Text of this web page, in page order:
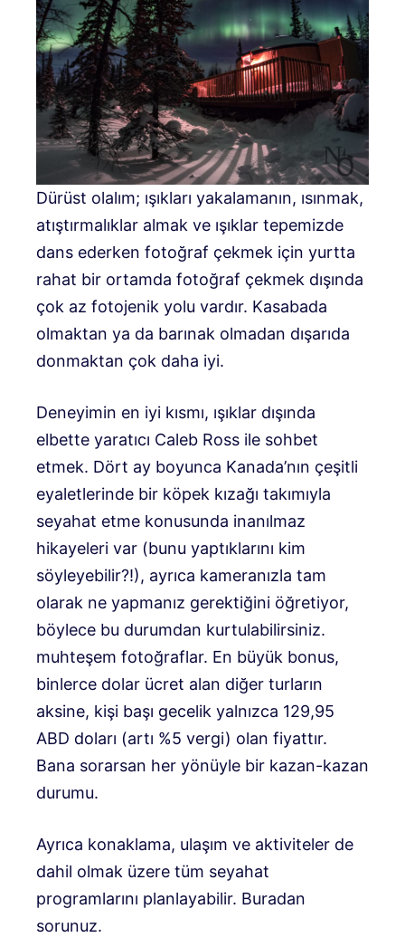
Dürüst olalım; ışıkları yakalamanın, ısınmak,
atıştırmalıklar almak ve ışıklar tepemizde
dans ederken fotoğraf çekmek için yurtta
rahat bir ortamda fotoğraf çekmek dışında
çok az fotojenik yolu vardır. Kasabada
olmaktan ya da barınak olmadan dışarıda
donmaktan çok daha iyi.
Deneyimin en iyi kısmı, ışıklar dışında
elbette yaratıcı Caleb Ross ile sohbet
etmek. Dört ay boyunca Kanada’nın çeşitli
eyaletlerinde bir köpek kızağı takımıyla
seyahat etme konusunda inanılmaz
hikayeleri var (bunu yaptıklarını kim
söyleyebilir?!), ayrıca kameranızla tam
olarak ne yapmanız gerektiğini öğretiyor,
böylece bu durumdan kurtulabilirsiniz.
muhteşem fotoğraflar. En büyük bonus,
binlerce dolar ücret alan diğer turların
aksine, kişi başı gecelik yalnızca 129,95
ABD doları (artı %5 vergi) olan fiyattır.
Bana sorarsan her yönüyle bir kazan-kazan
durumu.
Ayrıca konaklama, ulaşım ve aktiviteler de
dahil olmak üzere tüm seyahat
programlarını planlayabilir. Buradan
sorunuz.